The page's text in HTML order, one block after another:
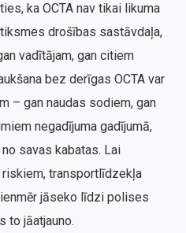
ka OCTA nav tikai likuma
drošības sastāvdaļa,
vadītājam, gan citiem
bez derīgas OCTA var
– gan naudas sodiem, gan
negadījuma gadījumā,
savas kabatas. Lai
transportlīdzekļa
jāseko līdzi polises
to jāatjauno.